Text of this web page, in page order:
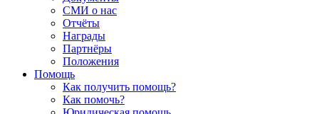
СМИ о нас
Отчёты
Награды
Партнёры
Положения
Помощь
Как получить помощь?
Как помочь?